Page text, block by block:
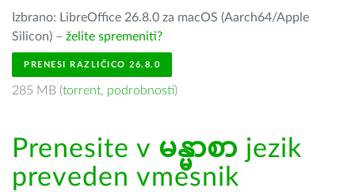
Izbrano: LibreOffice 26.8.0 za macOS (Aarch64/Apple
Silicon) – želite spremeniti?
PRENESI RAZLIČICO 26.8.0
285 MB (torrent, podrobnosti)
Prenesite v မန္မာစာ jezik
preveden vmesnik